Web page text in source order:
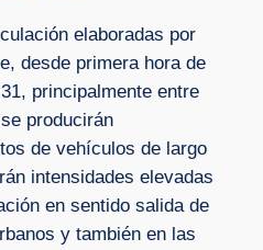
elaboradas por
desde primera hora de
principalmente entre
producirán
de vehículos de largo
intensidades elevadas
en sentido salida de
y también en las